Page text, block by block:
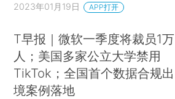
2023年01月19日 APP打开
T早报｜微软一季度将裁员1万
人；美国多家公立大学禁用
TikTok；全国首个数据合规出
境案例落地